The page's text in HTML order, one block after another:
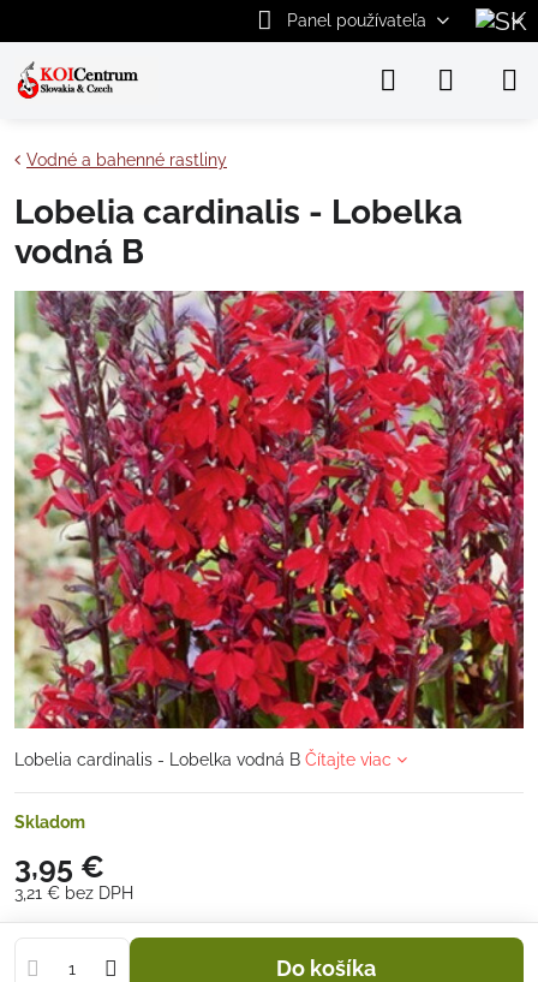
Panel používateľa
Vodné a bahenné rastliny
Lobelia cardinalis - Lobelka
vodná B
Lobelia cardinalis - Lobelka vodná B Čítajte viac
Skladom
3,95 €
3,21 € bez DPH
Do košíka